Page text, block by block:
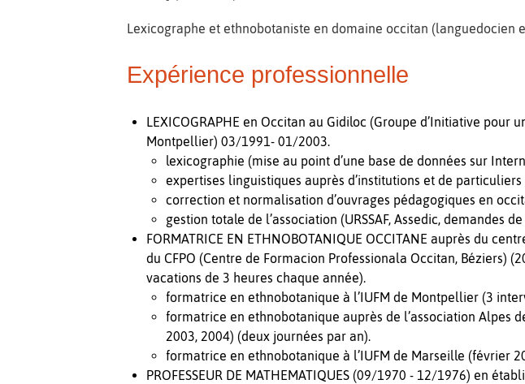
Lexicographe et ethnobotaniste en domaine occitan (languedocien
Expérience professionnelle
LEXICOGRAPHE en Occitan au Gidiloc (Groupe d’Initiative
Montpellier) 03/1991- 01/2003.
lexicographie (mise au point d’une base de données sur
expertises linguistiques auprès d’institutions et de particuliers
correction et normalisation d’ouvrages pédagogiques en
gestion totale de l’association (URSSAF, Assedic, demandes
FORMATRICE EN ETHNOBOTANIQUE OCCITANE auprès du
du CFPO (Centre de Formacion Professionala Occitan, Béziers)
vacations de 3 heures chaque année).
formatrice en ethnobotanique à l’IUFM de Montpellier (3
formatrice en ethnobotanique auprès de l’association Alpes
2003, 2004) (deux journées par an).
formatrice en ethnobotanique à l’IUFM de Marseille (février
PROFESSEUR DE MATHEMATIQUES (09/1970 - 12/1976) en